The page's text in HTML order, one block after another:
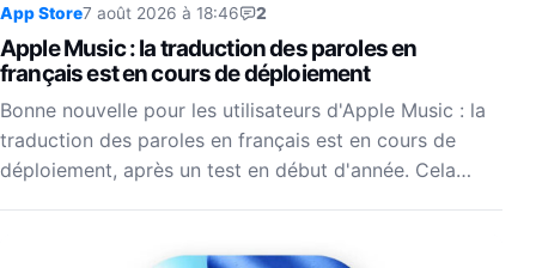
App Store7 août 2026 à 18:46 2
Apple Music : la traduction des paroles en
français est en cours de déploiement
Bonne nouvelle pour les utilisateurs d'Apple Music : la
traduction des paroles en français est en cours de
déploiement, après un test en début d'année. Cela…